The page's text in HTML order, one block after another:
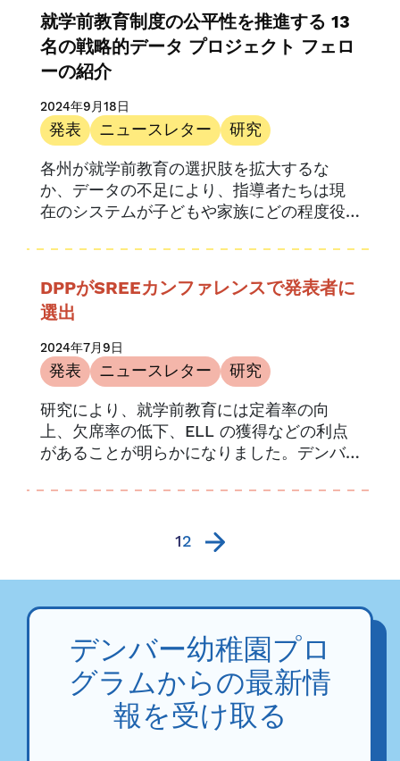
就学前教育制度の公平性を推進する 13
名の戦略的データ プロジェクト フェロ
ーの紹介
2024年9月18日
発表 ニュースレター
研究
各州が就学前教育の選択肢を拡大するな
か、データの不足により、指導者たちは現
在のシステムが子どもや家族にどの程度役
が多い。最近の Child Trends の調査では...
DPPがSREEカンファレンスで発表者に
選出
2024年7月9日
発表 ニュースレター
研究
研究により、就学前教育には定着率の向
上、欠席率の低下、ELL の獲得などの利点
があることが明らかになりました。デンバ
ートナーとともに、この研究成果を発表す
12
デンバー幼稚園プロ
グラムからの最新情
報を受け取る